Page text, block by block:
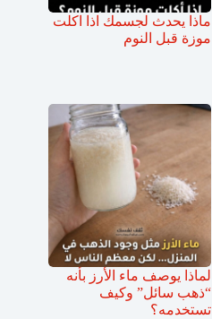
ماذا يحدث لجسمك اذا اكلت
موزة قبل النوم
لماذا يوصف ماء الأرز بأنه
“ذهب سائل” وكيف
تستخدمه؟